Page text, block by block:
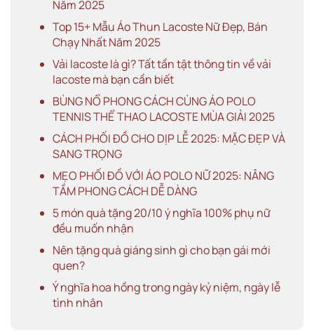
Năm 2025
Top 15+ Mẫu Áo Thun Lacoste Nữ Đẹp, Bán
Chạy Nhất Năm 2025
Vải lacoste là gì? Tất tần tật thông tin về vải
lacoste mà bạn cần biết
BÙNG NỔ PHONG CÁCH CÙNG ÁO POLO
TENNIS THỂ THAO LACOSTE MÙA GIẢI 2025
CÁCH PHỐI ĐỒ CHO DỊP LỄ 2025: MẶC ĐẸP VÀ
SANG TRỌNG
MẸO PHỐI ĐỒ VỚI ÁO POLO NỮ 2025: NÂNG
TẦM PHONG CÁCH DỄ DÀNG
5 món quà tặng 20/10 ý nghĩa 100% phụ nữ
đều muốn nhận
Nên tặng quà giáng sinh gì cho bạn gái mới
quen?
Ý nghĩa hoa hồng trong ngày kỷ niệm, ngày lễ
tình nhân